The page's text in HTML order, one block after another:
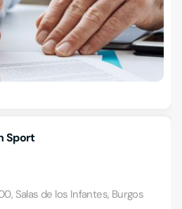
Sport
Salas de los Infantes, Burgos